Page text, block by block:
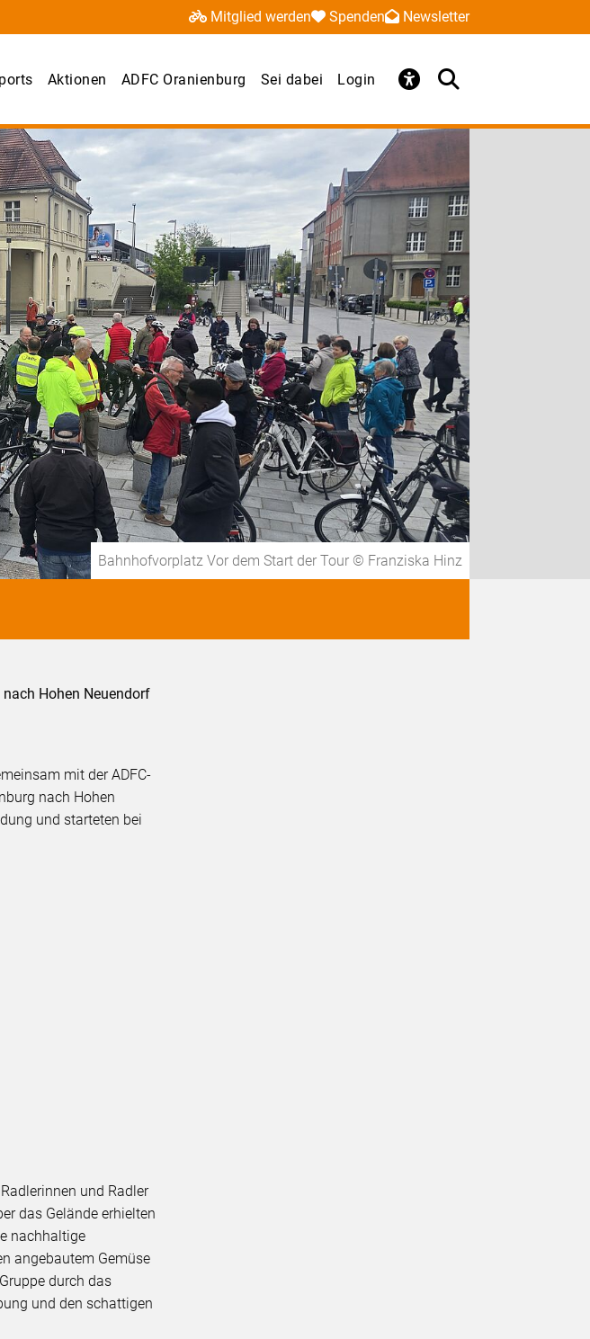
Mitglied werden Spenden Newsletter
Aktionen ADFC Oranienburg Sei dabei Login
Bahnhofvorplatz Vor dem Start der Tour © Franziska Hinz
Hohen Neuendorf
mit der ADFC-
nach Hohen
und starteten bei
und Radler
das Gelände erhielten
nachhaltige
angebautem Gemüse
durch das
und den schattigen